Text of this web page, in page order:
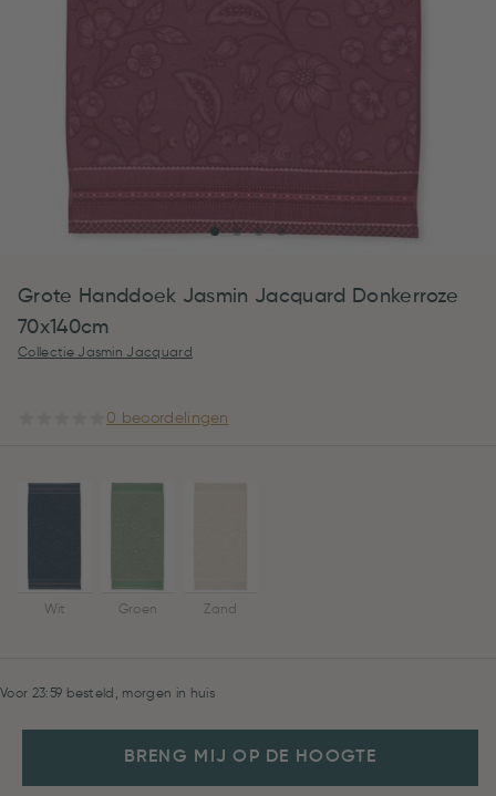
Grote Handdoek Jasmin Jacquard Donkerroze
70x140cm
Collectie Jasmin Jacquard
0 beoordelingen
Wit Groen Zand
Voor 23:59 besteld, morgen in huis
BRENG MIJ OP DE HOOGTE